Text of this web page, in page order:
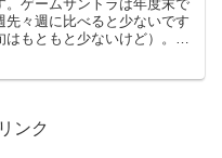
。ゲームサントラは年度末で
先々週に比べると少ないです
はもともと少ないけど）。あ
ンク